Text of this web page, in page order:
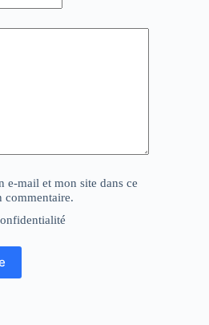
e-mail et mon site dans ce
commentaire.